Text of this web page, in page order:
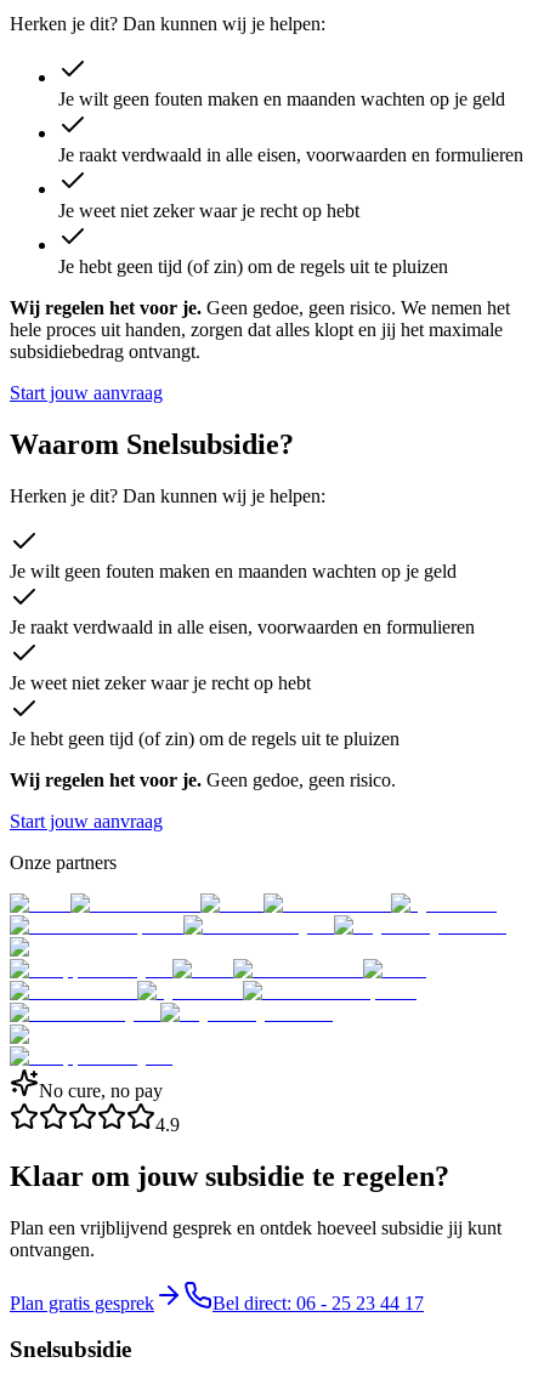
Herken je dit? Dan kunnen wij je helpen:
Je wilt geen fouten maken en maanden wachten op je geld
Je raakt verdwaald in alle eisen, voorwaarden en formulieren
Je weet niet zeker waar je recht op hebt
Je hebt geen tijd (of zin) om de regels uit te pluizen
Wij regelen het voor je. Geen gedoe, geen risico. We nemen het
hele proces uit handen, zorgen dat alles klopt en jij het maximale
subsidiebedrag ontvangt.
Start jouw aanvraag
Waarom Snelsubsidie?
Herken je dit? Dan kunnen wij je helpen:
Je wilt geen fouten maken en maanden wachten op je geld
Je raakt verdwaald in alle eisen, voorwaarden en formulieren
Je weet niet zeker waar je recht op hebt
Je hebt geen tijd (of zin) om de regels uit te pluizen
Wij regelen het voor je. Geen gedoe, geen risico.
Start jouw aanvraag
Onze partners
No cure, no pay
4.9
Klaar om jouw subsidie te regelen?
Plan een vrijblijvend gesprek en ontdek hoeveel subsidie jij kunt
ontvangen.
Plan gratis gesprek Bel direct: 06 - 25 23 44 17
Snelsubsidie